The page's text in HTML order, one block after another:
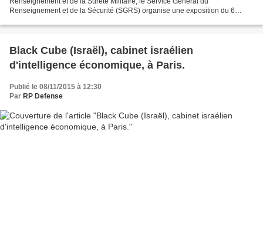
Renseignement et de la Sécurité (SGRS) organise une exposition du 6
Black Cube (Israël), cabinet israélien
d'intelligence économique, à Paris.
Publié le 08/11/2015 à 12:30
Par RP Defense